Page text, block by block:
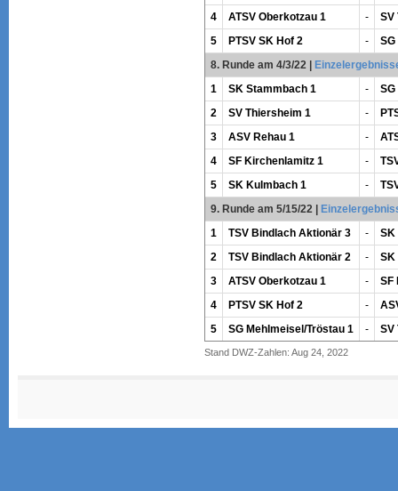
4
ATSV Oberkotzau 1 -
SV
5
PTSV SK Hof 2 -
8. Runde am 4/3/22 |
1
SK Stammbach 1 -
2
SV Thiersheim 1 -
3
ASV Rehau 1 -
4
SF Kirchenlamitz 1 -
5
SK Kulmbach 1 -
9. Runde am 5/15/22 |
1
TSV Bindlach Aktionär 3 -
SK
2
TSV Bindlach Aktionär 2 -
SK
3
ATSV Oberkotzau 1 -
SF
4
PTSV SK Hof 2 -
5
SG Mehlmeisel/Tröstau 1 - SV
Stand DWZ-Zahlen: Aug 24, 2022